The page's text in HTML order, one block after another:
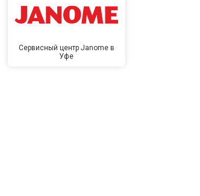
Сервисный центр Janome в
Уфе